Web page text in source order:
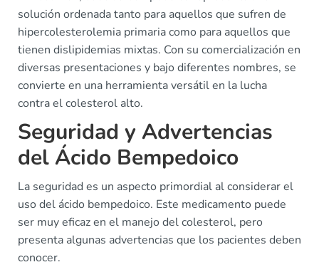
solución ordenada tanto para aquellos que sufren de
hipercolesterolemia primaria como para aquellos que
tienen dislipidemias mixtas. Con su comercialización en
diversas presentaciones y bajo diferentes nombres, se
convierte en una herramienta versátil en la lucha
contra el colesterol alto.
Seguridad y Advertencias
del Ácido Bempedoico
La seguridad es un aspecto primordial al considerar el
uso del ácido bempedoico. Este medicamento puede
ser muy eficaz en el manejo del colesterol, pero
presenta algunas advertencias que los pacientes deben
conocer.